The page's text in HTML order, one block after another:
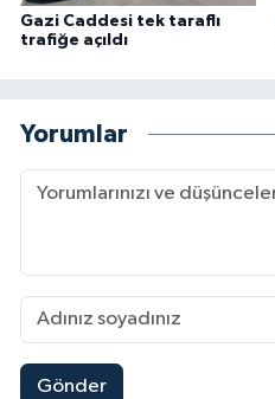
Gazi Caddesi tek taraflı
trafiğe açıldı
Yorumlar
Gönder